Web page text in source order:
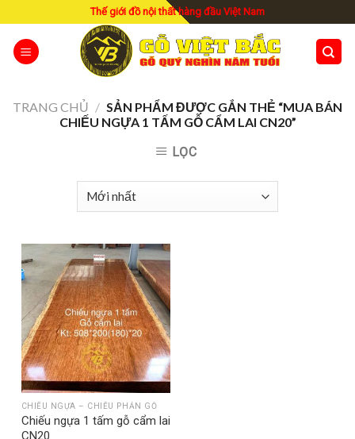
to
content
Thế giới đồ nội thất hàng đầu Việt Nam
TRANG CHỦ / SẢN PHẨM ĐƯỢC GẮN THẺ “MUA BÁN
CHIẾU NGỰA 1 TẤM GỖ CẨM LAI CN20”
LỌC
CHIẾU NGỰA – CHIẾU PHẢN GỖ
Chiếu ngựa 1 tấm gỗ cẩm lai
CN20